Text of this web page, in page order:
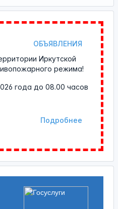
ОБЪЯВЛЕНИЯ
Иркутской
режима!
года до 08.00 часов
Подробнее